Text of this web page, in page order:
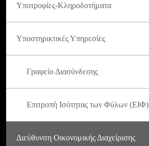
Υποτροφίες-Κληροδοτήματα
Υποστηρικτικές Υπηρεσίες
Γραφείο Διασύνδεσης
Επιτροπή Ισότητας των Φύλων (ΕΙΦ)
Διεύθυνση Οικονομικής Διαχείρισης